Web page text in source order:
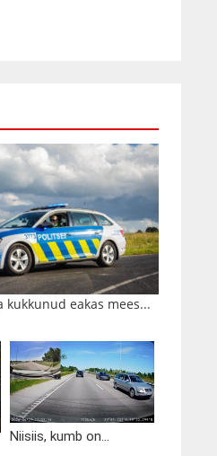
eakas mees...
Niisiis, kumb on...